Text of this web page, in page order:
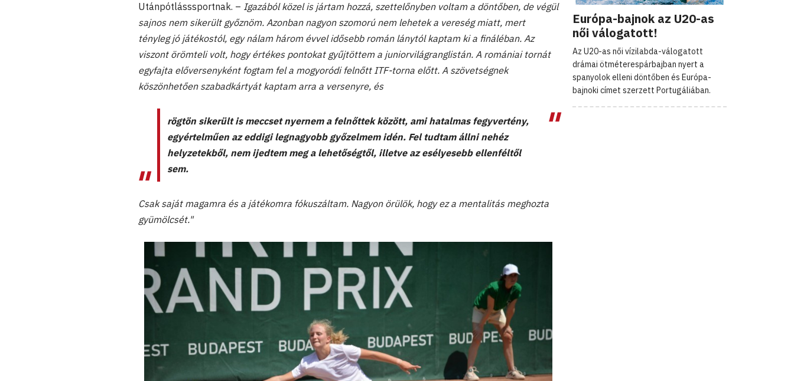
Utánpótlásssportnak. – Igazából közel is jártam hozzá, szettelőnyben voltam a döntőben, de végül
sajnos nem sikerült győznöm. Azonban nagyon szomorú nem lehetek a vereség miatt, mert
tényleg jó játékostól, egy nálam három évvel idősebb román lánytól kaptam ki a fináléban. Az
viszont örömteli volt, hogy értékes pontokat gyűjtöttem a juniorvilágranglistán. A romániai tornát
egyfajta előversenyként fogtam fel a mogyoródi felnőtt ITF-torna előtt. A szövetségnek
köszönhetően szabadkártyát kaptam arra a versenyre, és
rögtön sikerült is meccset nyernem a felnőttek között, ami hatalmas fegyvertény,
egyértelműen az eddigi legnagyobb győzelmem idén. Fel tudtam állni nehéz
helyzetekből, nem ijedtem meg a lehetőségtől, illetve az esélyesebb ellenféltől
sem.
Csak saját magamra és a játékomra fókuszáltam. Nagyon örülök, hogy ez a mentalitás meghozta
gyümölcsét."
Európa-bajnok az U20-as
női válogatott!
Az U20-as női vízilabda-válogatott
drámai ötméterespárbajban nyert a
spanyolok elleni döntőben és Európa-
bajnoki címet szerzett Portugáliában.